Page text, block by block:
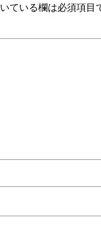
ている欄は必須項目